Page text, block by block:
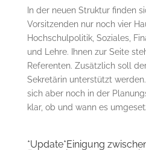
In der neuen Struktur finden
Vorsitzenden nur noch vier
Hochschulpolitik, Soziales,
und Lehre. Ihnen zur Seite
Referenten. Zusätzlich soll
Sekretärin unterstützt
sich aber noch in der
klar, ob und wann es
*Update*Einigung